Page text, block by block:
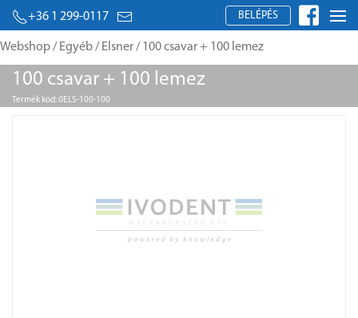
+36 1 299-0117 BELÉPÉS
Webshop/ Egyéb/ Elsner/ 100 csavar + 100 lemez
100 csavar + 100 lemez
Termék kód: 0ELS-100-100